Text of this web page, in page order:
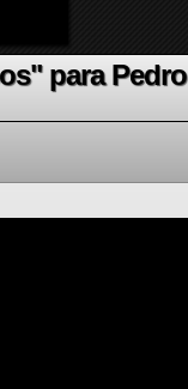
para Pedro